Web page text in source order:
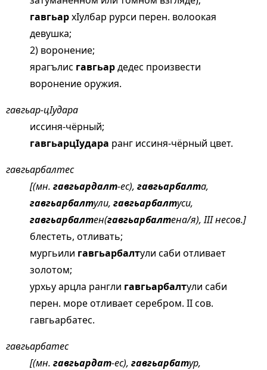
гавгьархIулбар рурси перен. волоокая
девушка;
2) воронение;
ярагълис гавгьардедес произвести
воронение оружия.
гавгьар-цIудара
иссиня-чёрный;
гавгьарцIудара ранг иссиня-чёрный цвет.
гавгьарбалтес
[(мн. гавгьардалт-ес), гавгьарбалта,
гавгьарбалтули, гавгьарбалтуси,
гавгьарбалтен(гавгьарбалтена/я), III несов.]
блестеть, отливать;
мургьили гавгьарбалтули саби отливает
золотом;
урхьу арцла рангли гавгьарбалтули саби
перен. море отливает серебром. II сов.
гавгьарбатес.
гавгьарбатес
[(мн. гавгьардат-ес), гавгьарбатур,